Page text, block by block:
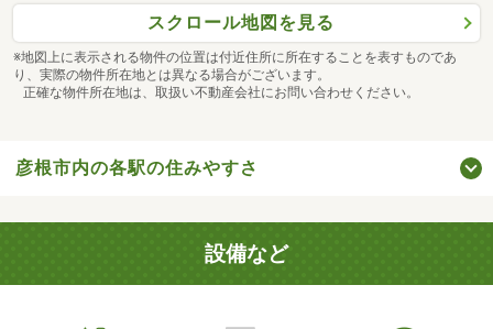
スクロール地図を見る
※地図上に表示される物件の位置は付近住所に所在することを表すものであ
り、実際の物件所在地とは異なる場合がございます。
正確な物件所在地は、取扱い不動産会社にお問い合わせください。
彦根市内の各駅の住みやすさ
設備など